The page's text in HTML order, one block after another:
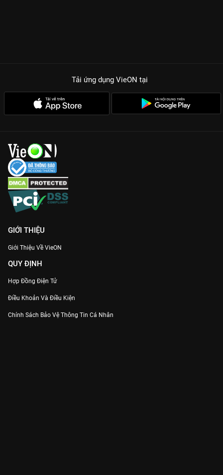
Tải ứng dụng VieON tại
GIỚI THIỆU
Giới Thiệu Về VieON
QUY ĐỊNH
Hợp Đồng Điện Tử
Điều Khoản Và Điều Kiện
Chính Sách Bảo Vệ Thông Tin Cá Nhân